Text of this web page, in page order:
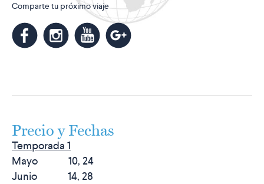
Comparte tu próximo viaje
mknl
Precio y Fechas
Temporada 1
Mayo 10, 24
Junio 14, 28